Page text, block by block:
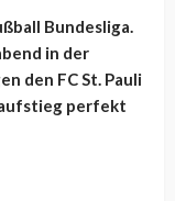
Bundesliga.
in der
den FC St. Pauli
perfekt